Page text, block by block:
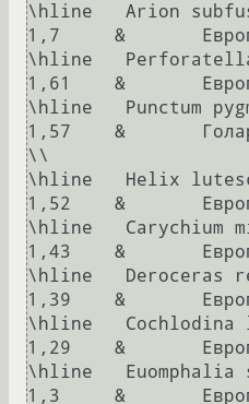
\hline	 Arion subfuscus	&
1,7	&	Европа	\\
\hline	 Perforatella bidens	&
1,61	&	Европа	\\
\hline	 Punctum pygmaeum	&
1,57	&	Голарктика
\\
\hline	 Helix lutescens	&
1,52	&	Европа	\\
\hline	 Carychium minimum	&
1,43	&	Европа	\\
\hline	 Deroceras reticulatum	&
1,39	&	Европа	\\
\hline	 Cochlodina laminata	&
1,29	&	Европа	\\
\hline	 Euomphalia strigella	&
1,3	&	Европа	\\